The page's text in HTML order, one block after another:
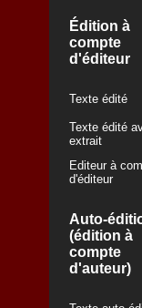
Édition à
compte
d'éditeur
Texte édité
Texte édité
extrait
Editeur à
d'éditeur
Auto-
(édition à
compte
d'auteur)